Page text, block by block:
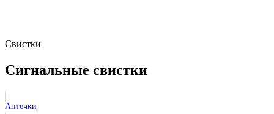
Свистки
Сигнальные свистки
Аптечки